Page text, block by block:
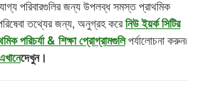
পরিবারগুলির জন্য উপলব্ধ সমস্ত প্রাথমিক
পরিষেবা তথ্যের জন্য, অনুগ্রহ করেনিউ ইয়র্ক সিটির
পরিচর্যা & শিক্ষা প্রোগ্রামগুলিপর্যালোচনা করুন৷
দেখুন।